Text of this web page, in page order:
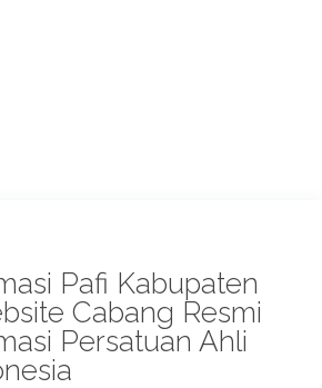
Pafi Kabupaten
Cabang Resmi
Persatuan Ahli